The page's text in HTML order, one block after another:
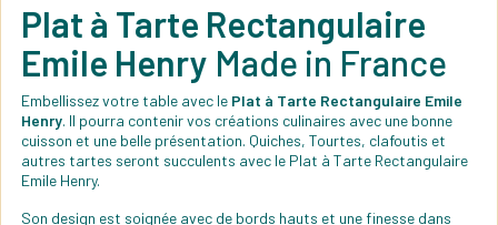
Plat à Tarte Rectangulaire
Emile Henry Made in France
Embellissez votre table avec le Plat à Tarte Rectangulaire Emile
Henry. Il pourra contenir vos créations culinaires avec une bonne
cuisson et une belle présentation. Quiches, Tourtes, clafoutis et
autres tartes seront succulents avec le Plat à Tarte Rectangulaire
Emile Henry.
Son design est soignée avec de bords hauts et une finesse dans